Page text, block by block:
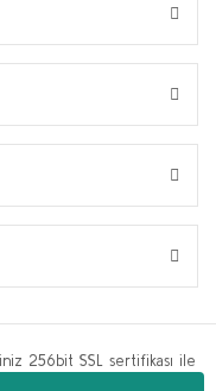
256bit SSL sertifikası ile